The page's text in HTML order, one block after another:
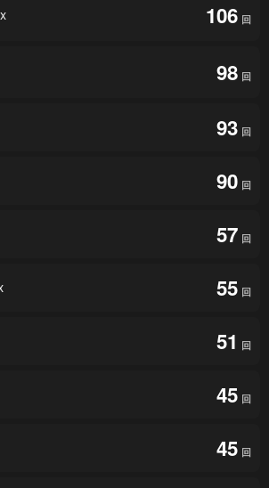
106 回
98 回
93 回
90 回
57 回
55 回
51 回
45 回
45 回